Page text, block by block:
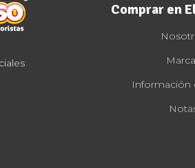
Comprar en
Información